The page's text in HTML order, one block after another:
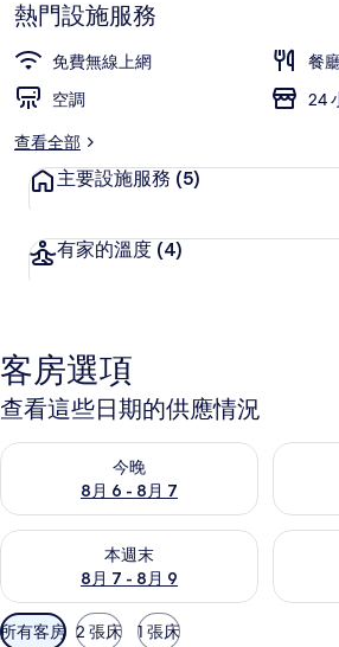
熱門設施服務
免費無線上網
餐
空調
24
查看全部
主要設施服務 (5)
有家的溫度 (4)
客房選項
查看這些日期的供應情況
今晚
8月 6 - 8月 7
查看今晚 (8月 6 - 8月 7) 的供應情況查看明
本週末
8月 7 - 8月 9
查看本週末 (8月 7 - 8月 9) 的供應情況查看下
可
所有客房 2 張床 1 張床